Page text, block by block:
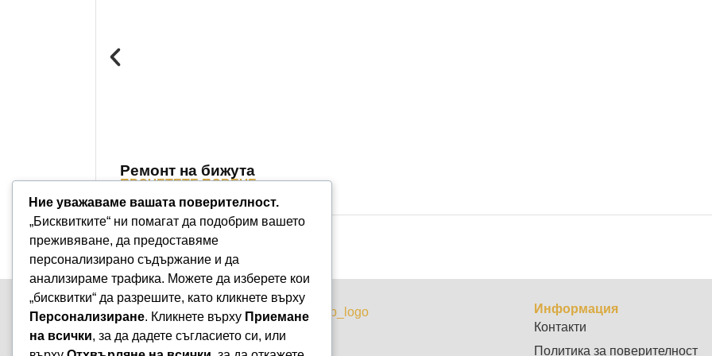
Ремонт на бижута
ПРОЧЕТЕТЕ ПОВЕЧЕ »
Варна, бул. „Княз Борис I-ви“ 47
+359 899 980 729
Информация
Контакти
Политика за поверителност
Ние уважаваме вашата поверителност.
„Бисквитките“ ни помагат да подобрим вашето
преживяване, да предоставяме
персонализирано съдържание и да
анализираме трафика. Можете да изберете кои
„бисквитки“ да разрешите, като кликнете върху
Персонализиране. Кликнете върху Приемане
на всички, за да дадете съгласието си, или